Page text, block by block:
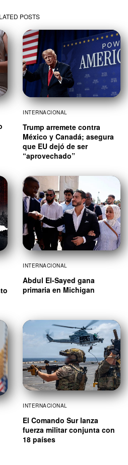
POSTS
INTERNACIONAL
Trump arremete contra
México y Canadá; asegura
que EU dejó de ser
“aprovechado”
INTERNACIONAL
Abdul El-Sayed gana
primaria en Michigan
INTERNACIONAL
El Comando Sur lanza
fuerza militar conjunta con
18 países